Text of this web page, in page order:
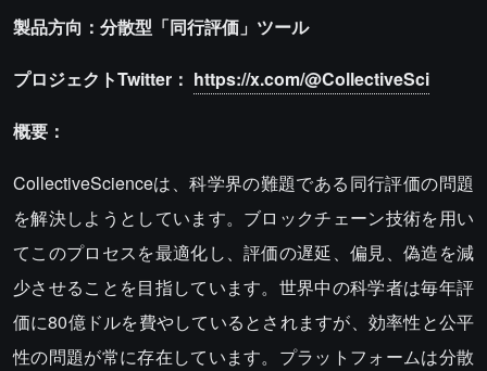
製品方向：分散型「同行評価」ツール
プロジェクトTwitter： https://x.com/@CollectiveSci
概要：
CollectiveScienceは、科学界の難題である同行評価の問題
を解決しようとしています。ブロックチェーン技術を用い
てこのプロセスを最適化し、評価の遅延、偏見、偽造を減
少させることを目指しています。世界中の科学者は毎年評
価に80億ドルを費やしているとされますが、効率性と公平
性の問題が常に存在しています。プラットフォームは分散